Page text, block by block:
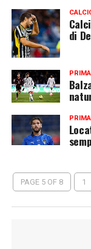
di
PAGE 5 OF 8 1